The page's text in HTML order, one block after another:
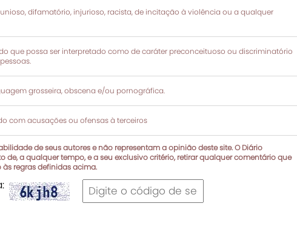
difamatório, injurioso, racista, de incitação à violência ou a qualquer
que possa ser interpretado como de caráter preconceituoso ou discriminatório
grosseira, obscena e/ou pornográfica.
com acusações ou ofensas à terceiros
de seus autores e não representam a opinião deste site. O Diário
de, a qualquer tempo, e a seu exclusivo critério, retirar qualquer comentário que
regras definidas acima.